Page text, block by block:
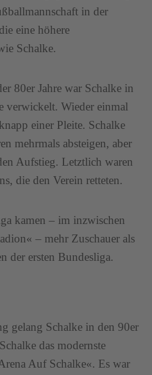
in der
eine höhere
Schalke.
80er Jahre war Schalke in
verwickelt. Wieder einmal
einer Pleite. Schalke
mehrmals absteigen, aber
Aufstieg. Letztlich waren
die den Verein retteten.
kamen – im inzwischen
– mehr Zuschauer als
der ersten Bundesliga.
gelang Schalke in den 90er
das modernste
Auf Schalke«. Es war